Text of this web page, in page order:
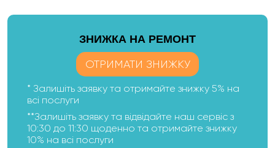
ЗНИЖКА НА РЕМОНТ
ОТРИМАТИ ЗНИЖКУ
* Залишіть заявку та отримайте знижку 5% на
всі послуги
**Залишіть заявку та відвідайте наш сервіс з
10:30 до 11:30 щоденно та отримайте знижку
10% на всі послуги